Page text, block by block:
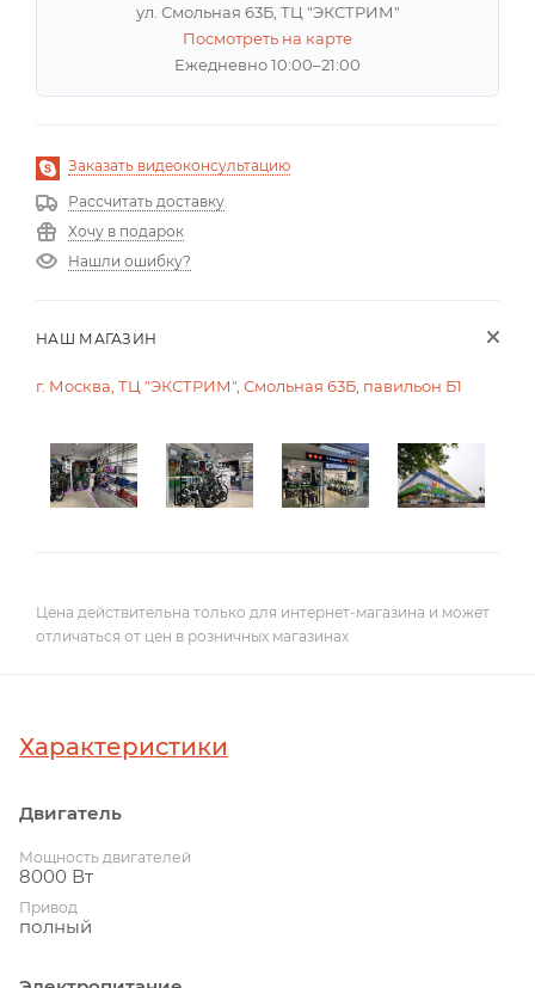
ул. Смольная 63Б, ТЦ "ЭКСТРИМ"
Посмотреть на карте
Ежедневно 10:00–21:00
Заказать видеоконсультацию
Рассчитать доставку
Хочу в подарок
Нашли ошибку?
НАШ МАГАЗИН
г. Москва, ТЦ "ЭКСТРИМ", Смольная 63Б, павильон Б1
Цена действительна только для интернет-магазина и может
отличаться от цен в розничных магазинах
Характеристики
Двигатель
Мощность двигателей
8000 Вт
Привод
полный